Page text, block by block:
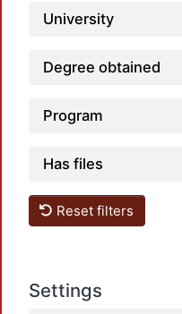
University
Degree obtained
Program
Has files
Reset filters
Settings